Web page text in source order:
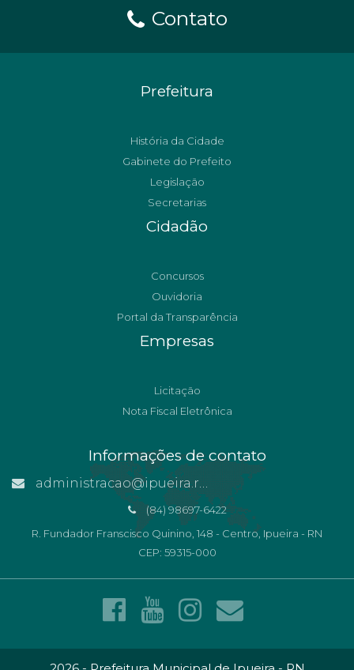
Contato
Prefeitura
História da Cidade
Gabinete do Prefeito
Legislação
Secretarias
Cidadão
Concursos
Ouvidoria
Portal da Transparência
Empresas
Licitação
Nota Fiscal Eletrônica
Informações de contato
administracao@ipueira.rn.gov.br
(84) 98697-6422
R. Fundador Franscisco Quinino, 148 - Centro, Ipueira - RN
CEP: 59315-000